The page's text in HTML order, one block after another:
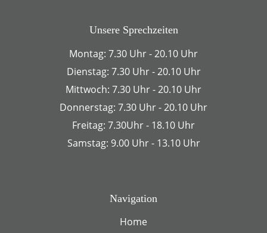
Unsere Sprechzeiten
Montag: 7.30 Uhr - 20.10 Uhr
Dienstag: 7.30 Uhr - 20.10 Uhr
Mittwoch: 7.30 Uhr - 20.10 Uhr
Donnerstag: 7.30 Uhr - 20.10 Uhr
Freitag: 7.30Uhr - 18.10 Uhr
Samstag: 9.00 Uhr - 13.10 Uhr
Navigation
Home